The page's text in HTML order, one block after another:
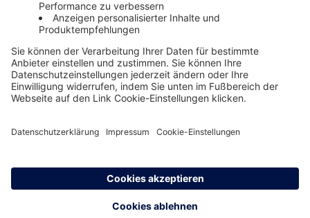
Haufe Group
Impressum AGBDatenschutzCookie-Einstellungen verwalten